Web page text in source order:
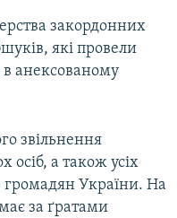
закордонних
які провели
в анексованому
звільнення
осіб, а також усіх
України. На
за ґратами